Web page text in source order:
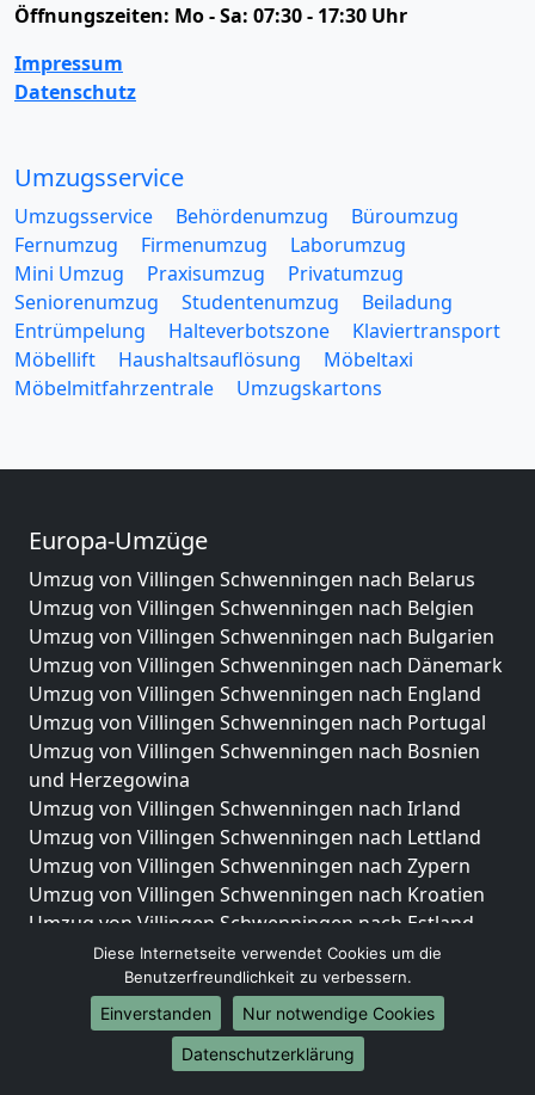
Öffnungszeiten: Mo - Sa: 07:30 - 17:30 Uhr
Impressum
Datenschutz
Umzugsservice
Umzugsservice Behördenumzug
Büroumzug
Fernumzug
Firmenumzug
Laborumzug
Mini Umzug
Praxisumzug
Privatumzug
Seniorenumzug
Studentenumzug
Beiladung
Entrümpelung
Halteverbotszone
Klaviertransport
Möbellift
Haushaltsauflösung
Möbeltaxi
Möbelmitfahrzentrale
Umzugskartons
Europa-Umzüge
Umzug von Villingen Schwenningen nach Belarus
Umzug von Villingen Schwenningen nach Belgien
Umzug von Villingen Schwenningen nach Bulgarien
Umzug von Villingen Schwenningen nach Dänemark
Umzug von Villingen Schwenningen nach England
Umzug von Villingen Schwenningen nach Portugal
Umzug von Villingen Schwenningen nach Bosnien
und Herzegowina
Umzug von Villingen Schwenningen nach Irland
Umzug von Villingen Schwenningen nach Lettland
Umzug von Villingen Schwenningen nach Zypern
Umzug von Villingen Schwenningen nach Kroatien
Umzug von Villingen Schwenningen nach Estland
Umzug von Villingen Schwenningen nach Finnland
Umzug von Villingen Schwenningen nach Frankreich
Umzug von Villingen Schwenningen nach
Griechenland
Umzug von Villingen Schwenningen nach Italien
Diese Internetseite verwendet Cookies um die
Benutzerfreundlichkeit zu verbessern.
Einverstanden
Nur notwendige Cookies
Datenschutzerklärung